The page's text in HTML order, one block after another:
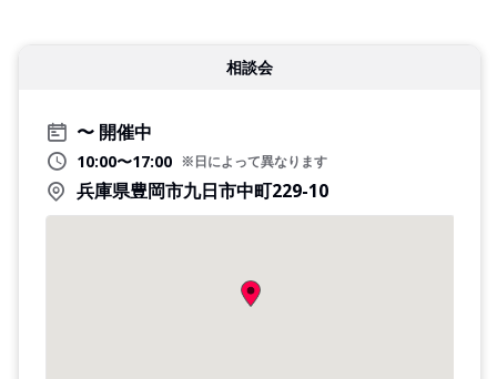
相談会
開催中
10:00〜17:00 ※日によって異なります
兵庫県豊岡市九日市中町229-10